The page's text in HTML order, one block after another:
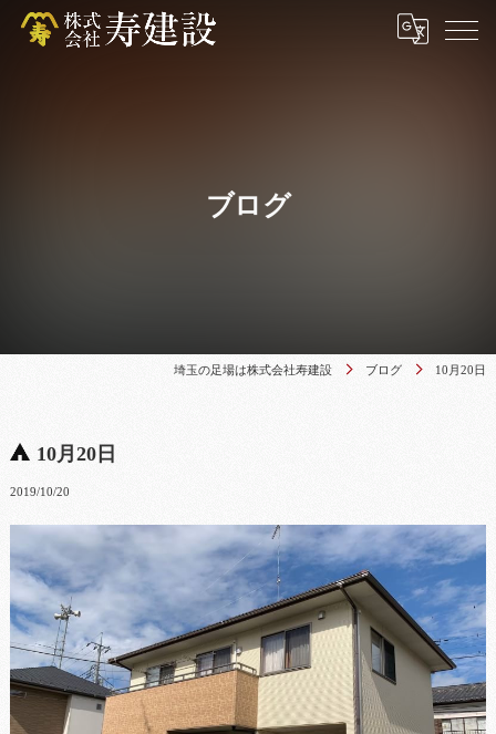
ブログ
埼玉の足場は株式会社寿建設 ブログ 10月20日
10月20日
2019/10/20